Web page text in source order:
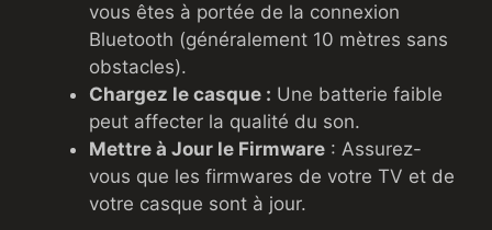
vous êtes à portée de la connexion
Bluetooth (généralement 10 mètres sans
obstacles).
Chargez le casque : Une batterie faible
peut affecter la qualité du son.
Mettre à Jour le Firmware : Assurez-
vous que les firmwares de votre TV et de
votre casque sont à jour.